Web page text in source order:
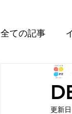
全ての記事
レッスン
更新日